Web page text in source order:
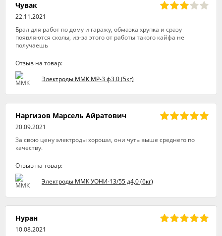
Чувак
22.11.2021
Брал для работ по дому и гаражу, обмазка хрупка и сразу
появляются сколы, из-за этого от работы такого кайфа не
получаешь
Отзыв на товар:
Электроды ММК МР-3 ф3,0 (5кг)
Наргизов Марсель Айратович
20.09.2021
За свою цену электроды хороши, они чуть выше среднего по
качеству.
Отзыв на товар:
Электроды ММК УОНИ-13/55 д4,0 (6кг)
Нуран
10.08.2021